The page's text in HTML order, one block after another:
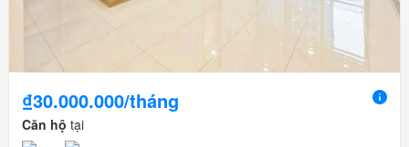
₫30.000.000/tháng
Căn hộ tại